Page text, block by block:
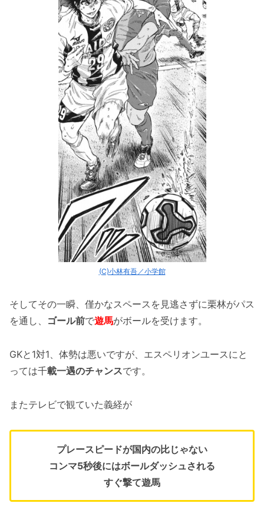
(C)小林有吾／小学館
そしてその一瞬、僅かなスペースを見逃さずに栗林がパス
を通し、 ゴール前で遊馬がボールを受けます。
GKと1対1、体勢は悪いですが、エスペリオンユースにと
っては千載一遇のチャンスです。
またテレビで観ていた義経が
プレースピードが国内の比じゃない
コンマ5秒後にはボールダッシュされる
すぐ撃て遊馬